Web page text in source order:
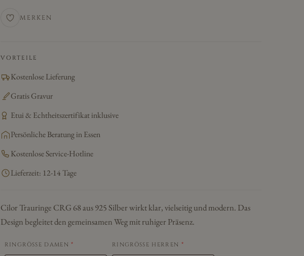
MERKEN
VORTEILE
Kostenlose Lieferung
Gratis Gravur
Etui & Echtheitszertifikat inklusive
Persönliche Beratung in Essen
Kostenlose Service-Hotline
Lieferzeit: 12-14 Tage
Cilor Trauringe CRG 68 aus 925 Silber wirkt klar, vielseitig und modern. Das
Design begleitet den gemeinsamen Weg mit ruhiger Präsenz.
RINGRÖSSE DAMEN * RINGRÖSSE HERREN *